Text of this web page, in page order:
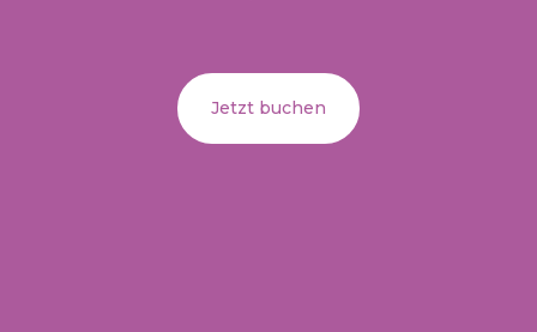
Jetzt buchen